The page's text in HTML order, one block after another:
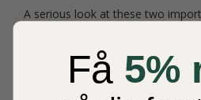
A serious look at these two
Being the two mostly read
immense imporgance, and truly
examination, as is given here by
Få 5%